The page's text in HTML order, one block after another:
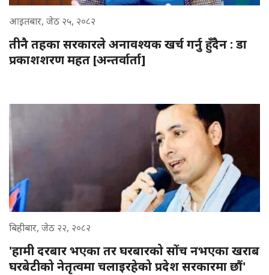
आइतबार, जेठ २५, २०८२
तीनै तहका सरकारले अनावश्यक खर्च गर्नु हुँदैन : डा
प्रकाशशरण महत [अन्तर्वार्ता]
बिहीबार, जेठ २२, २०८२
'हामी दरबार भएका तर घरबारको सोंच नभएका खराब
घरबेटीको नेतृत्वमा चलाइरहेको प्रदेश सरकारमा छौं'